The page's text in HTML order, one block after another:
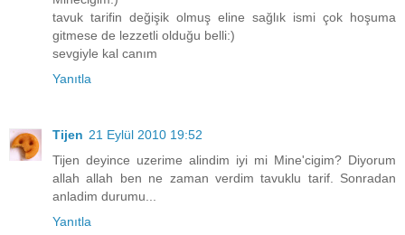
tavuk tarifin değişik olmuş eline sağlık ismi çok hoşuma
gitmese de lezzetli olduğu belli:)
sevgiyle kal canım
Yanıtla
Tijen 21 Eylül 2010 19:52
Tijen deyince uzerime alindim iyi mi Mine'cigim? Diyorum
allah allah ben ne zaman verdim tavuklu tarif. Sonradan
anladim durumu...
Yanıtla